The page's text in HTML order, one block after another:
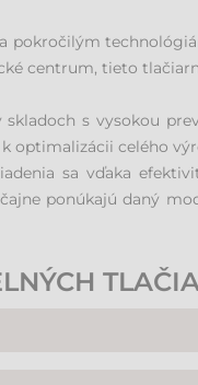
pokročilým
centrum, tieto
s vysokou
optimalizácii celého
sa vďaka
ponúkajú daný